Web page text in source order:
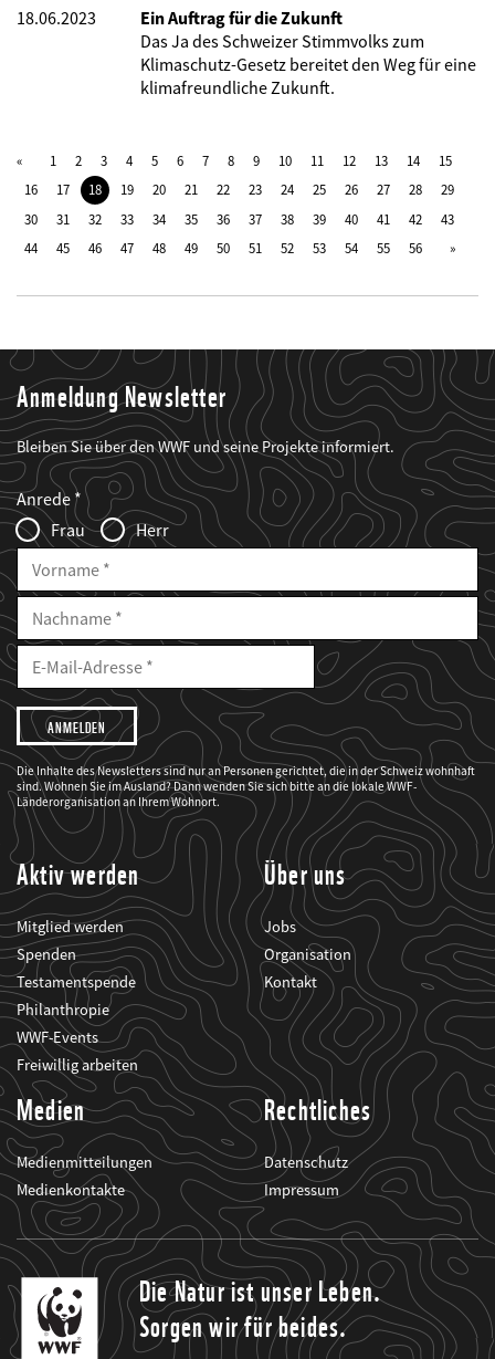
18.06.2023
Ein Auftrag für die Zukunft
Das Ja des Schweizer Stimmvolks zum
Klimaschutz-Gesetz bereitet den Weg für eine
klimafreundliche Zukunft.
1 2 3 4 5 6 7 8 9 10 11 12 13 14
15
16
17 18 19 20 21 22 23 24 25 26 27 28
29
30
31 32 33 34 35 36 37 38 39 40 41 42
43
44
45 46 47 48 49 50 51 52 53 54 55 56
Anmeldung Newsletter
Bleiben Sie über den WWF und seine Projekte informiert.
Web2Case
Infofelder
Fieldset
anrede_name
Anrede
Frau
Herr
Vorname
Nachname
E-
Mailadresse
E-
Adresse
Ich
möchte,
dass
der
WWF
mich
über
seine
Projekte
informiert.
Die Inhalte des Newsletters sind nur an Personen gerichtet, die in der Schweiz wohnhaft
sind. Wohnen Sie im Ausland? Dann wenden Sie sich bitte an die lokale WWF-
Länderorganisation an Ihrem Wohnort.
Aktiv werden
Mitglied werden
Spenden
Testamentspende
Philanthropie
WWF-Events
Freiwillig arbeiten
Über uns
Jobs
Organisation
Kontakt
Medien
Medienmitteilungen
Medienkontakte
Rechtliches
Datenschutz
Impressum
Die Natur ist unser Leben.
Sorgen wir für beides.